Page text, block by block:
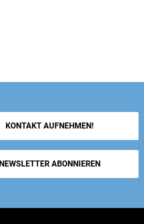
KONTAKT AUFNEHMEN!
NEWSLETTER ABONNIEREN